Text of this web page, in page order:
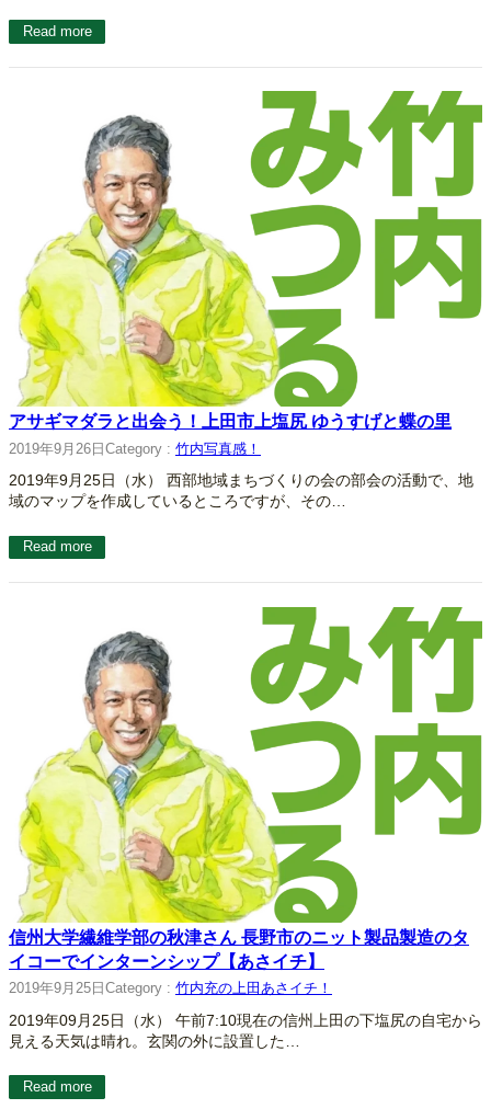
Read more
アサギマダラと出会う！上田市上塩尻 ゆうすげと蝶の里
2019年9月26日 Category : 竹内写真感！
2019年9月25日（水） 西部地域まちづくりの会の部会の活動で、地
域のマップを作成しているところですが、その…
Read more
信州大学繊維学部の秋津さん 長野市のニット製品製造のタ
イコーでインターンシップ【あさイチ】
2019年9月25日 Category : 竹内充の上田あさイチ！
2019年09月25日（水） 午前7:10現在の信州上田の下塩尻の自宅から
見える天気は晴れ。玄関の外に設置した…
Read more